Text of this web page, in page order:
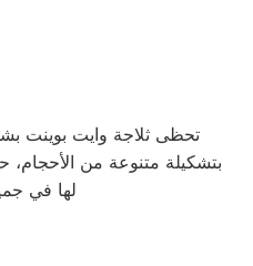
تحظى ثلاجة وايت بوينت
لها في